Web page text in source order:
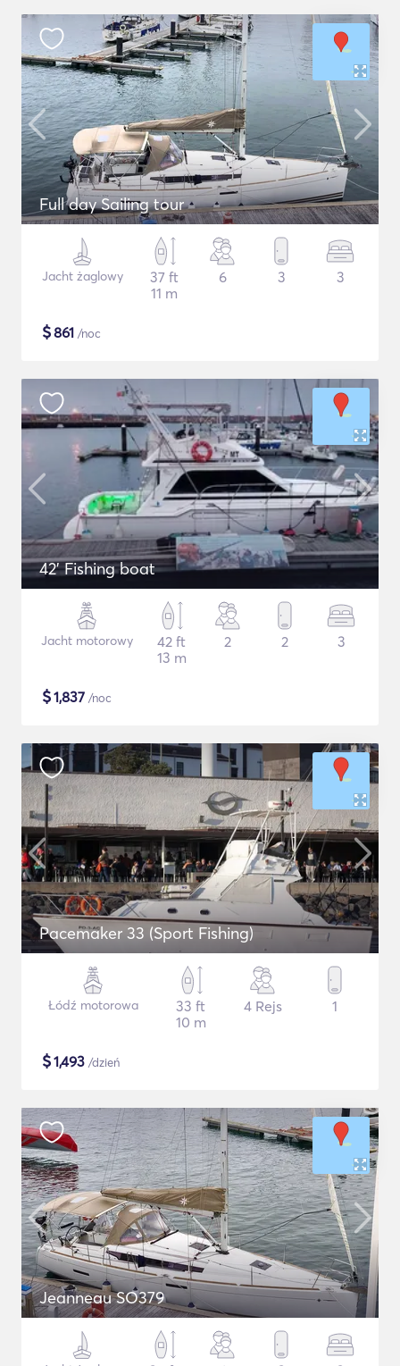
Full day Sailing tour
Jacht żaglowy
37 ft
11 m
6 3 3
$861 /noc
42' Fishing boat
Jacht motorowy
42 ft
13 m
2 2 3
$1,837 /noc
Pacemaker 33 (Sport Fishing)
Łódź motorowa
33 ft
10 m
4 Rejs 1
$1,493 /dzień
Jeanneau SO379